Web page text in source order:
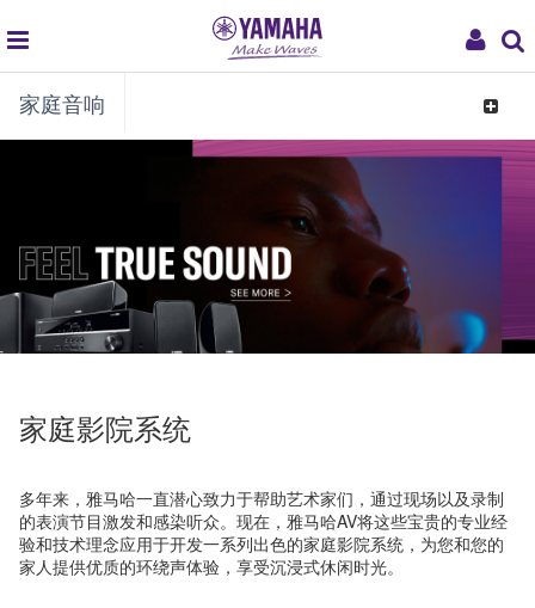
My
global
navigation
家庭音响
Toggle
家庭影院系统
多年来，雅马哈一直潜心致力于帮助艺术家们，通过现场以及录制
的表演节目激发和感染听众。现在，雅马哈AV将这些宝贵的专业经
验和技术理念应用于开发一系列出色的家庭影院系统，为您和您的
家人提供优质的环绕声体验，享受沉浸式休闲时光。